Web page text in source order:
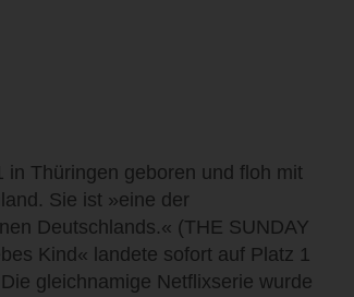
in Thüringen geboren und floh mit
Sie ist »eine der
Deutschlands.« (THE SUNDAY
Kind« landete sofort auf Platz 1
gleichnamige Netflixserie wurde